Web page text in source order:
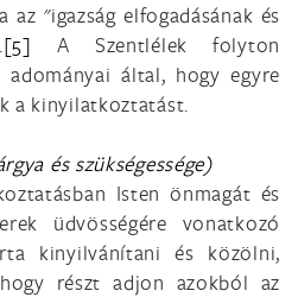
az "igazság elfogadásának és
[5] A Szentlélek folyton
által, hogy egyre
a kinyilatkoztatást.
és szükségessége)
Isten önmagát és
üdvösségére vonatkozó
kinyilvánítani és közölni,
részt adjon azokból az